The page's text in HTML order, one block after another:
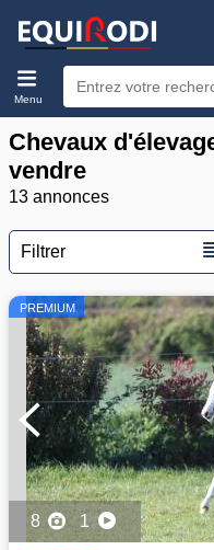
Menu
Chevaux
vendre
13 annonces
Filtrer
PREMIUM
8 1